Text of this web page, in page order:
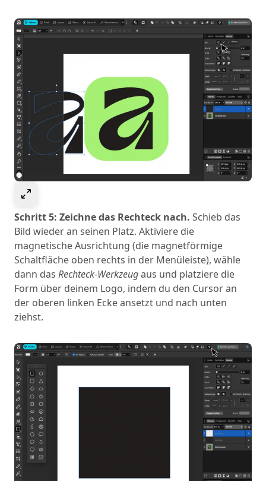
Schritt 5: Zeichne das Rechteck nach. Schieb das
Bild wieder an seinen Platz. Aktiviere die
magnetische Ausrichtung (die magnetförmige
Schaltfläche oben rechts in der Menüleiste), wähle
dann das Rechteck-Werkzeugaus und platziere die
Form über deinem Logo, indem du den Cursor an
der oberen linken Ecke ansetzt und nach unten
ziehst.